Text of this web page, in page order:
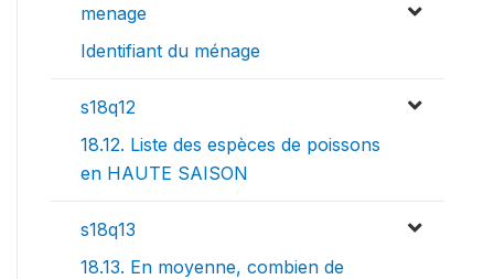
menage
Identifiant du ménage
s18q12
18.12. Liste des espèces de poissons
en HAUTE SAISON
s18q13
18.13. En moyenne, combien de